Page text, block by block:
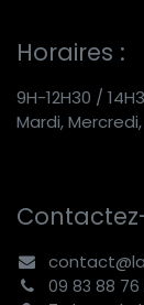
Horaires :
9H-12H30 /
Mardi,
09 83 88 76